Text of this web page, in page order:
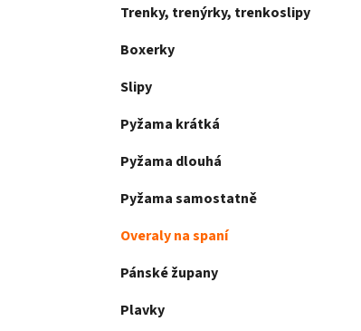
Trenky, trenýrky, trenkoslipy
Boxerky
Slipy
Pyžama krátká
Pyžama dlouhá
Pyžama samostatně
Overaly na spaní
Pánské župany
Plavky